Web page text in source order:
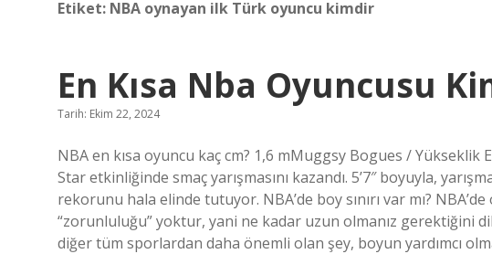
Etiket: NBA oynayan ilk Türk oyuncu kimdir
En Kısa Nba Oyuncusu
Tarih: Ekim 22, 2024
NBA en kısa oyuncu kaç cm? 1,6 mMuggsy Bogues / Yükseklik
Star etkinliğinde smaç yarışmasını kazandı. 5’7″ boyuyla,
rekorunu hala elinde tutuyor. NBA’de boy sınırı var mı?
“zorunluluğu” yoktur, yani ne kadar uzun olmanız gerektiğini
diğer tüm sporlardan daha önemli olan şey, boyun yardımcı